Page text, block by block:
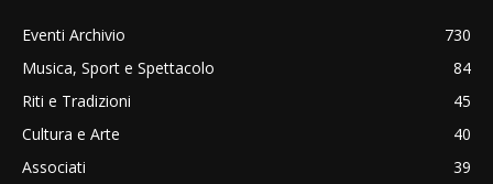
Eventi Archivio
730
Musica, Sport e Spettacolo
84
Riti e Tradizioni
45
Cultura e Arte
40
Associati
39